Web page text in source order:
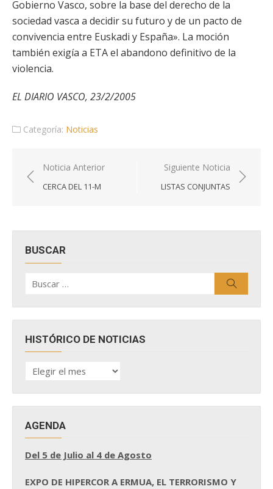
Gobierno Vasco, sobre la base del derecho de la
sociedad vasca a decidir su futuro y de un pacto de
convivencia entre Euskadi y España». La moción
también exigía a ETA el abandono definitivo de la
violencia.
EL DIARIO VASCO, 23/2/2005
Categoría: Noticias
Navegación
de
Noticia Anterior
CERCA DEL 11-M
Siguiente Noticia
LISTAS CONJUNTAS
BUSCAR
por:
HISTÓRICO DE NOTICIAS
HISTÓRICO
DE
AGENDA
Del 5 de Julio al 4 de Agosto
EXPO DE HIPERCOR A ERMUA, EL TERRORISMO Y